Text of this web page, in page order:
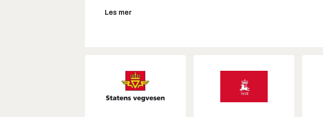
Les mer